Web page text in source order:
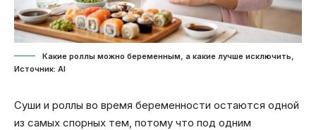
Какие роллы можно беременным, а какие лучше исключить,
Источник: Al
Суши и роллы во время беременности остаются одной
из самых спорных тем, потому что под одним